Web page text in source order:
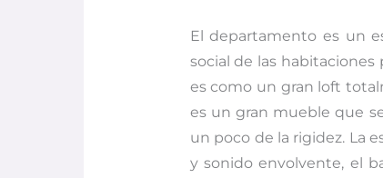
El departamento es un
social de las habitaciones
es como un gran loft
es un gran mueble que
un poco de la rigidez. La
y sonido envolvente, el